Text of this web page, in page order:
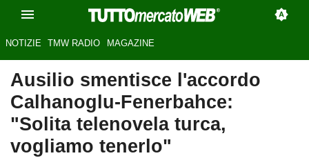
NOTIZIE TMW RADIO MAGAZINE
Ausilio smentisce l'accordo
Calhanoglu-Fenerbahce:
"Solita telenovela turca,
vogliamo tenerlo"